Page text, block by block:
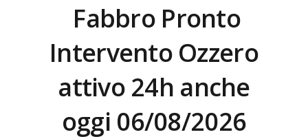
Fabbro Pronto
Intervento Ozzero
attivo 24h anche
oggi 06/08/2026